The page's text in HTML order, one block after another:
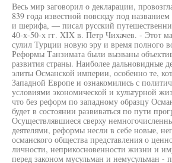
Весь мир заговорил о декларации,
839 года известной повсюду под названием
и шерифа, — писал русский
40-х-50-х гг. XIX в. Петр Чихачев. - Этот
сулил Турции новую эру и время полного
Реформы Танзимата были вызваны
развития страны. Наиболее дальновидные
элиты Османской империи, особенно те,
Западной Европе и ознакомились с
условиями экономической и культурной
что без реформ по западному образцу
будет в состоянии развиваться по пути
Осуществлявшиеся сверху
деятелями, реформы несли в себе новые,
османского общества представления о
личности, неприкосновенности жизни и
перед законом мусульман и немусульман -